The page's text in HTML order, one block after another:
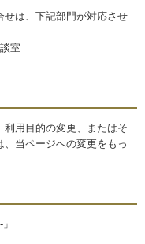
せは、下記部門が対応させ
室
用目的の変更、またはそ
当ページへの変更をもっ